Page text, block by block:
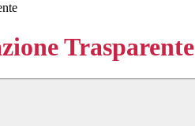
Trasparente